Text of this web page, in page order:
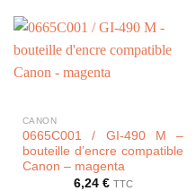
CANON
0665C001 / GI-490 M –
bouteille d’encre compatible
Canon – magenta
6,24 € TTC